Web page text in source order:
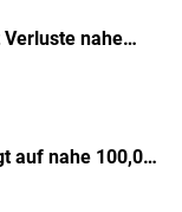
nahe
auf nahe 100,00
Aussichten